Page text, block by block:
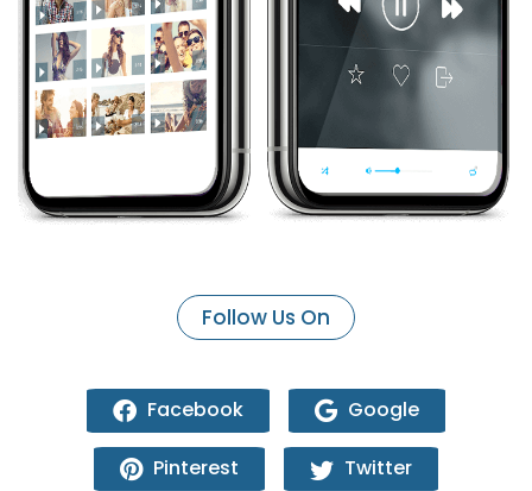
Follow Us On
Facebook Google
Pinterest Twitter